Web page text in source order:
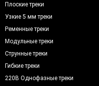
Плоские треки
Узкие 5 мм треки
Ременные треки
Модульные треки
Струнные треки
Гибкие треки
220В Однофазные треки